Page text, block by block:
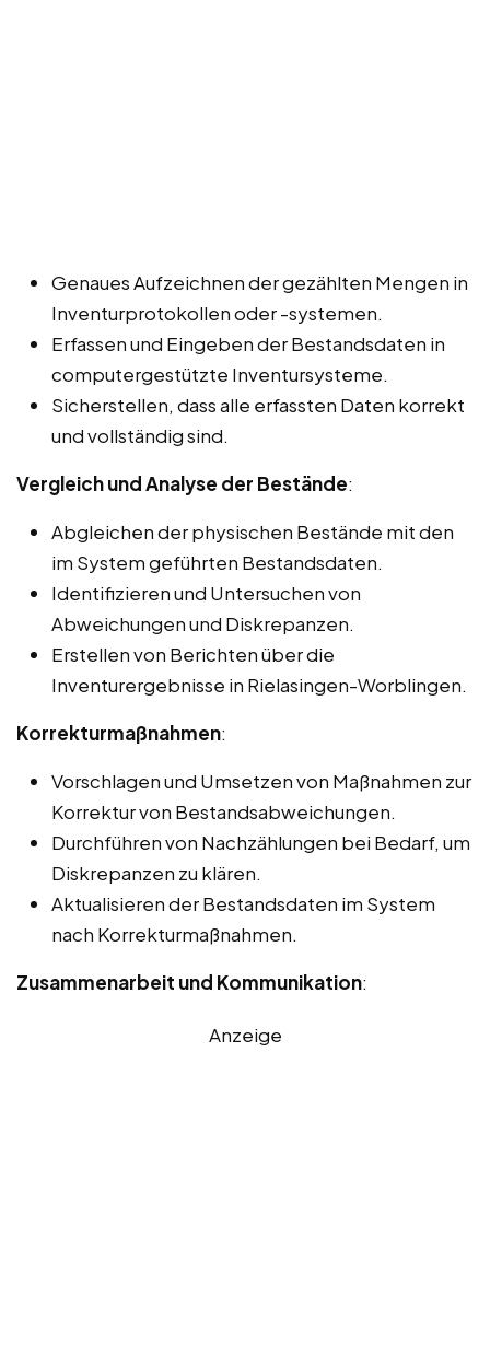
Genaues Aufzeichnen der gezählten Mengen in
Inventurprotokollen oder -systemen.
Erfassen und Eingeben der Bestandsdaten in
computergestützte Inventursysteme.
Sicherstellen, dass alle erfassten Daten korrekt
und vollständig sind.
Vergleich und Analyse der Bestände:
Abgleichen der physischen Bestände mit den
im System geführten Bestandsdaten.
Identifizieren und Untersuchen von
Abweichungen und Diskrepanzen.
Erstellen von Berichten über die
Inventurergebnisse in Rielasingen-Worblingen.
Korrekturmaßnahmen:
Vorschlagen und Umsetzen von Maßnahmen zur
Korrektur von Bestandsabweichungen.
Durchführen von Nachzählungen bei Bedarf, um
Diskrepanzen zu klären.
Aktualisieren der Bestandsdaten im System
nach Korrekturmaßnahmen.
Zusammenarbeit und Kommunikation:
Anzeige